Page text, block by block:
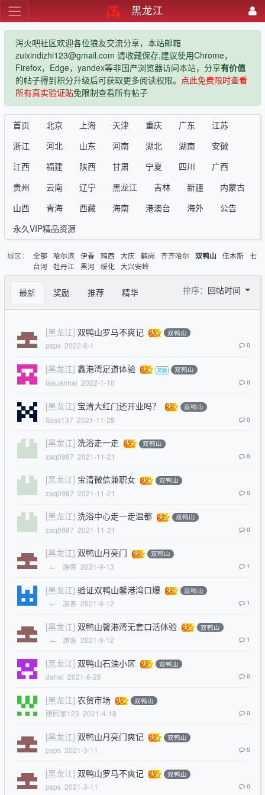
黑龙江
泻火吧社区欢迎各位狼友交流分享，本站邮箱
zuixindizhi123@gmail.com 请收藏保存,建议使用Chrome，
Firefox，Edge，yandex等非国产浏览器访问本站，分享有价值
的帖子得到积分升级后可获取更多阅读权限。 点此免费限时查看
所有真实验证贴免限制查看所有帖子
首页 北京 上海 天津 重庆 广东
江苏
浙江
河北 山东 河南 湖北 湖南
安徽
江西
福建 陕西 甘肃 宁夏 四川
广西
贵州
云南 辽宁 黑龙江 吉林 新疆
内蒙古
山西
青海 西藏 海南 港澳台 海外
公告
永久VIP精品资源
城区： 全部 哈尔滨 伊春 鸡西 大庆 鹤岗 齐齐哈尔 双鸭山 佳木斯 七
台河 牡丹江 黑河 绥化 大兴安岭
最新 奖励 推荐 精华 排序： 回帖时间
[黑龙江] 双鸭山罗马不爽记 双鸭山
psps 2022-8-1 0
[黑龙江] 鑫港湾足道体验 双鸭山
lasuannai 2022-1-10 0
[黑龙江] 宝清大红门还开业吗？ 双鸭山
Ssss137 2021-11-28 0
[黑龙江] 洗浴走一走 双鸭山
zaq0987 2021-11-21 0
[黑龙江] 宝清微信兼职女 双鸭山
zaq0987 2021-11-21 0
[黑龙江] 洗浴中心走一走温都 双鸭山
zaq0987 2021-11-21 0
[黑龙江] 双鸭山月亮门 双鸭山
← 游客 2021-9-13 1
[黑龙江] 验证双鸭山馨港湾口爆 双鸭山
← 游客 2021-9-12 1
[黑龙江] 双鸭山馨港湾无套口活体验 双鸭山
← 游客 2021-9-12 1
[黑龙江] 双鸭山石油小区 双鸭山
dahai 2021-6-28 0
[黑龙江] 农贸市场 双鸭山
刚回家123 2021-4-18 0
[黑龙江] 双鸭山月亮门爽记 双鸭山
psps 2021-3-11 0
[黑龙江] 双鸭山罗马不爽记 双鸭山
psps 2021-3-11 0